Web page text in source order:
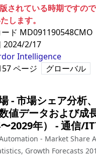
されている時期ですの
します。
ド MD091190548CMO
2024/2/17
Intelligence
ページ グローバル
- 市場シェア分析
値データおよび成
2029年）
‐通信/
- Market Share
Growth Forecasts